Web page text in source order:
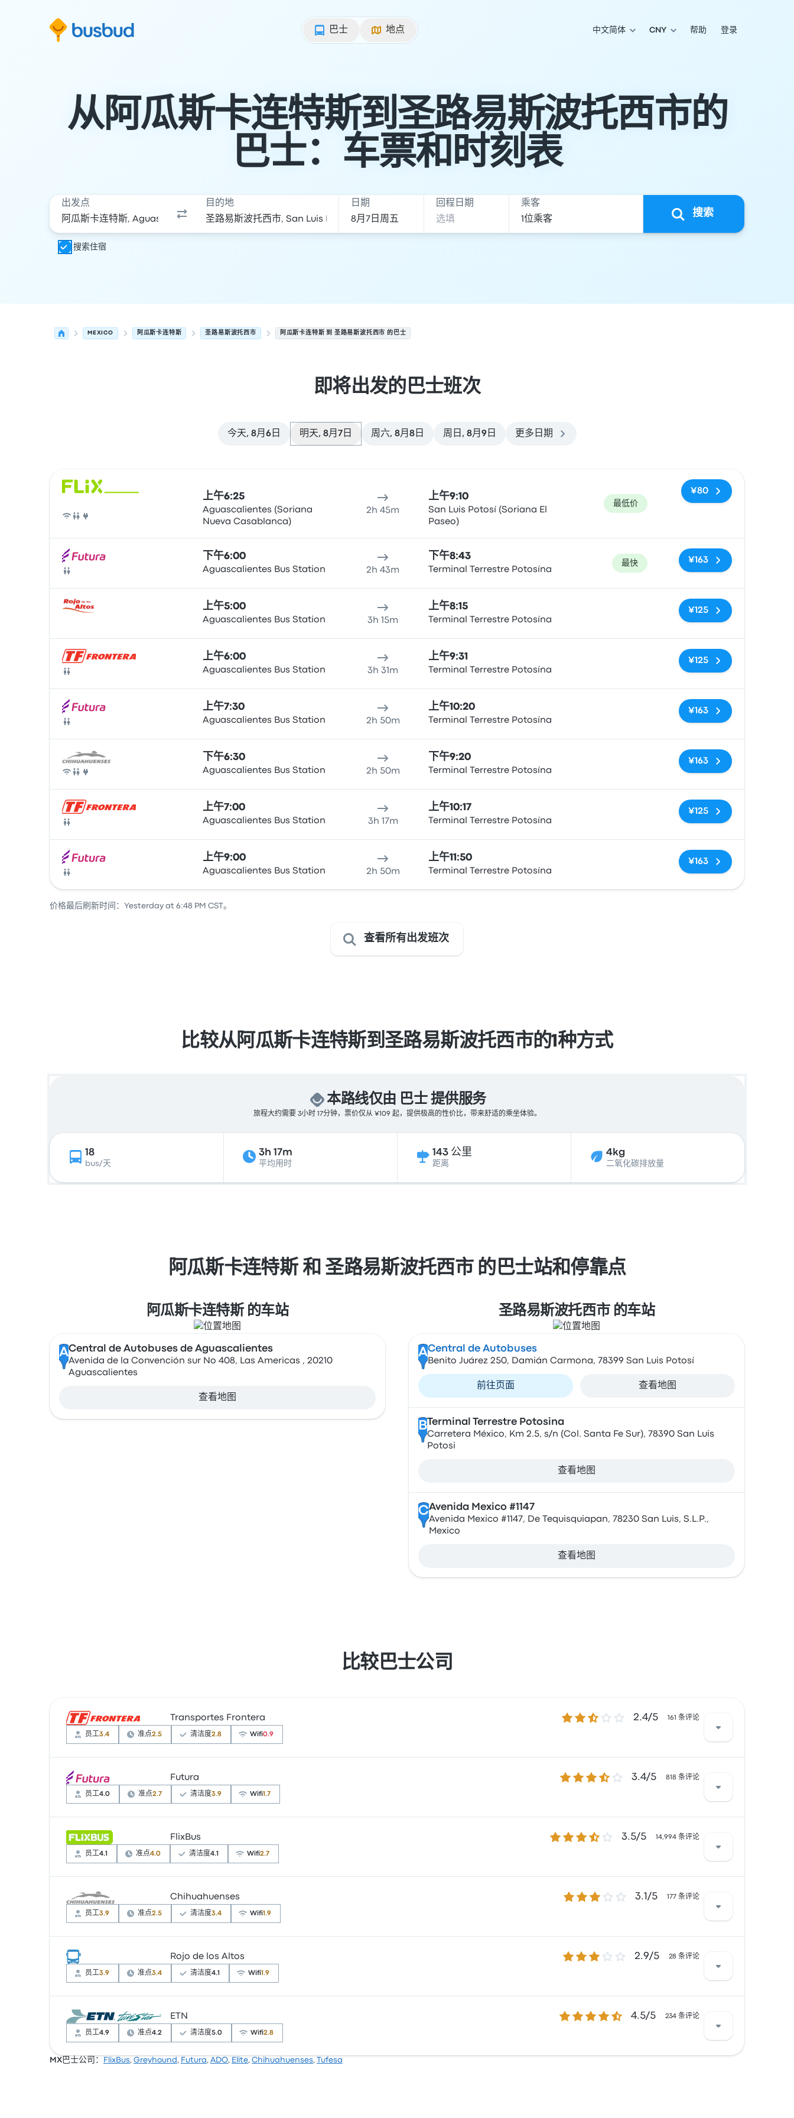
巴士
地点 中文简体 CNY 帮助 登录
从阿瓜斯卡连特斯到圣路易斯波托西市的
巴士：车票和时刻表
出发点 目的地 日期 回程日期 乘客
搜索
搜索住宿
MEXICO 阿瓜斯卡连特斯 圣路易斯波托西市 阿瓜斯卡连特斯 到 圣路易斯波托西市 的巴士
即将出发的巴士班次
今天, 8月6日 明天, 8月7日 周六, 8月8日 周日, 8月9日 更多日期
巴士
上午6:25
Aguascalientes (Soriana
Nueva Casablanca)
2h 45m
上午9:10
San Luis Potosí (Soriana El
Paseo)
最低价
¥80
巴士
下午6:00
Aguascalientes Bus Station 2h 43m
下午8:43
Terminal Terrestre Potosína
最快 ¥163
上午5:00
Aguascalientes Bus Station 3h 15m
上午8:15
Terminal Terrestre Potosína
¥125
巴士
上午6:00
Aguascalientes Bus Station 3h 31m
上午9:31
Terminal Terrestre Potosína
¥125
巴士
上午7:30
Aguascalientes Bus Station 2h 50m
上午10:20
Terminal Terrestre Potosína
¥163
巴士
下午6:30
Aguascalientes Bus Station 2h 50m
下午9:20
Terminal Terrestre Potosína
¥163
巴士
上午7:00
Aguascalientes Bus Station 3h 17m
上午10:17
Terminal Terrestre Potosína
¥125
巴士
上午9:00
Aguascalientes Bus Station 2h 50m
上午11:50
Terminal Terrestre Potosína
¥163
价格最后刷新时间：Yesterday at 6:48 PM CST。
查看所有出发班次
比较从阿瓜斯卡连特斯到圣路易斯波托西市的1种方式
本路线仅由 巴士 提供服务
旅程大约需要 3小时 17分钟，票价仅从 ¥109 起，提供极高的性价比，带来舒适的乘坐体验。
18
bus/天
3h 17m
平均用时
143 公里
距离
4kg
二氧化碳排放量
阿瓜斯卡连特斯 和 圣路易斯波托西市 的巴士站和停靠点
阿瓜斯卡连特斯 的车站
ACentral de Autobuses de Aguascalientes
Avenida de la Convención sur No 408, Las Americas , 20210
Aguascalientes
查看地图
圣路易斯波托西市 的车站
ACentral de Autobuses
Benito Juárez 250, Damián Carmona, 78399 San Luis Potosí
前往页面 查看地图
B Terminal Terrestre Potosina
Carretera México, Km 2.5, s/n (Col. Santa Fe Sur), 78390 San Luis
Potosi
查看地图
CAvenida Mexico #1147
Avenida Mexico #1147, De Tequisquiapan, 78230 San Luis, S.L.P.,
Mexico
查看地图
比较巴士公司
Transportes Frontera 2.4 / 5 星 2.4/5 161 条评论
员工3.4 准点2.5 清洁度2.8 Wifi0.9
根据 161 条评论，该公司在 Busbud 上被评为 2.4 颗星。旅客对 出发地点 和 车票资源 特别满意，但对 无线上网 经常有所抱怨。 Transportes Frontera 在此路
线提供的票价为 ¥154 起
Futura 3.4 / 5 星 3.4/5 818 条评论
员工4.0 准点2.7 清洁度3.9 Wifi1.7
根据 818 条评论，该公司在 Busbud 上被评为 3.4 颗星。旅客对 座位 和 出发地点 特别满意，但对 无线上网 经常有所抱怨。 Futura 在此路线提供的票价为
¥201 起
FlixBus 3.5 / 5 星 3.5/5 14,994 条评论
员工4.1 准点4.0 清洁度4.1 Wifi2.7
根据 14994 条评论，该公司在 Busbud 上被评为 3.5 颗星。旅客对 车票资源 和 温度 特别满意，但对 无线上网 经常有所抱怨。 FlixBus 在此路线提供的票价为
¥109 起
Chihuahuenses 3.1 / 5 星 3.1/5 177 条评论
员工3.9 准点2.5 清洁度3.4 Wifi1.9
根据 177 条评论，该公司在 Busbud 上被评为 3.1 颗星。旅客对 车票资源 和 座位 特别满意，但对 无线上网 经常有所抱怨。 Chihuahuenses 在此路线提供的票
价为 ¥201 起
Rojo de los Altos 2.9 / 5 星 2.9/5 28 条评论
员工3.9 准点3.4 清洁度4.1 Wifi1.9
根据 28 条评论，该公司在 Busbud 上被评为 2.9 颗星。旅客对 车票资源 和 座位 特别满意，但对 无线上网 经常有所抱怨。 Rojo de los Altos 在此路线提供的
票价为 ¥154 起
ETN 4.5 / 5 星 4.5/5 234 条评论
员工4.9 准点4.2 清洁度5.0 Wifi2.8
MX巴士公司： FlixBus, Greyhound , Futura, ADO, Elite, Chihuahuenses, Tufesa